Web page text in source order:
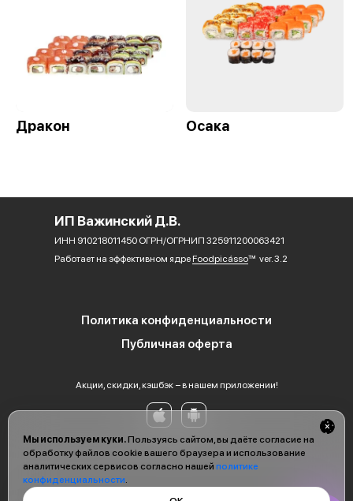
Мы используем куки.Пользуясь сайтом, вы даёте согласие на
обработку файлов cookie вашего браузера и использование
аналитических сервисов согласно нашей политике
конфиденциальности.
Дракон Осака
ИП Важинский Д.В.
ИНН 910218011450 ОГРН/ОГРНИП 325911200063421
Работает на эффективном ядре Foodpicássover. 3.2
Политика конфиденциальности
Публичная оферта
Акции, скидки, кэшбэк − в нашем приложении!